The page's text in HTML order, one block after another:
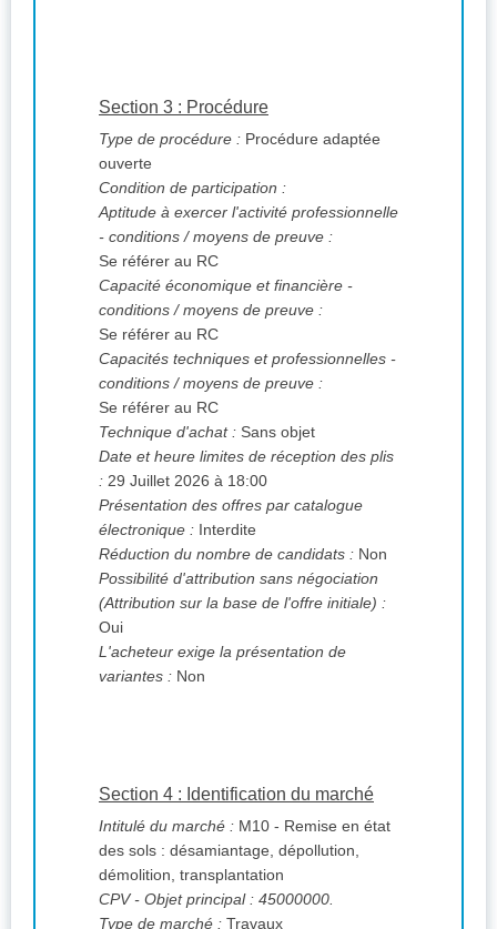
Section 3 : Procédure
Type de procédure : Procédure adaptée
ouverte
Condition de participation :
Aptitude à exercer l'activité professionnelle
- conditions / moyens de preuve :
Se référer au RC
Capacité économique et financière -
conditions / moyens de preuve :
Se référer au RC
Capacités techniques et professionnelles -
conditions / moyens de preuve :
Se référer au RC
Technique d'achat : Sans objet
Date et heure limites de réception des plis
: 29 Juillet 2026 à 18:00
Présentation des offres par catalogue
électronique : Interdite
Réduction du nombre de candidats : Non
Possibilité d'attribution sans négociation
(Attribution sur la base de l'offre initiale) :
Oui
L'acheteur exige la présentation de
variantes : Non
Section 4 : Identification du marché
Intitulé du marché : M10 - Remise en état
des sols : désamiantage, dépollution,
démolition, transplantation
CPV- Objet principal : 45000000.
Type de marché : Travaux